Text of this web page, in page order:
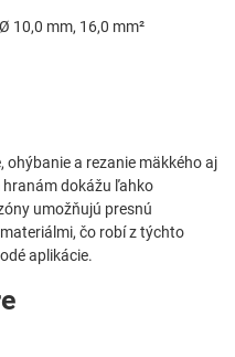
10,0 mm, 16,0 mm²
ohýbanie a rezanie mäkkého aj
dokážu ľahko
umožňujú presnú
čo robí z týchto
aplikácie.